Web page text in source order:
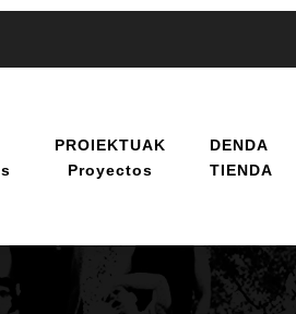
PROIEKTUAK
Proyectos
DENDA
TIENDA